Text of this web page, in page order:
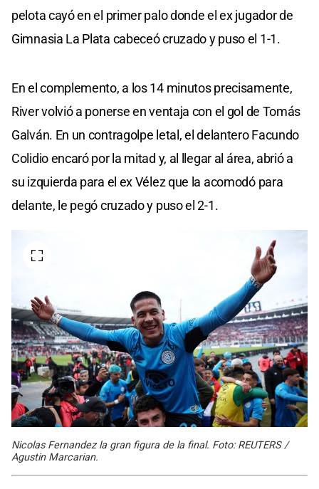
pelota cayó en el primer palo donde el ex jugador de
Gimnasia La Plata cabeceó cruzado y puso el 1-1.
En el complemento, a los 14 minutos precisamente,
River volvió a ponerse en ventaja con el gol de Tomás
Galván. En un contragolpe letal, el delantero Facundo
Colidio encaró por la mitad y, al llegar al área, abrió a
su izquierda para el ex Vélez que la acomodó para
delante, le pegó cruzado y puso el 2-1.
Nicolas Fernandez la gran figura de la final. Foto: REUTERS /
Agustin Marcarian.